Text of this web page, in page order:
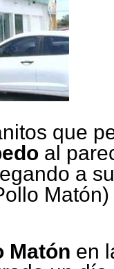
que
al
a
Matón en